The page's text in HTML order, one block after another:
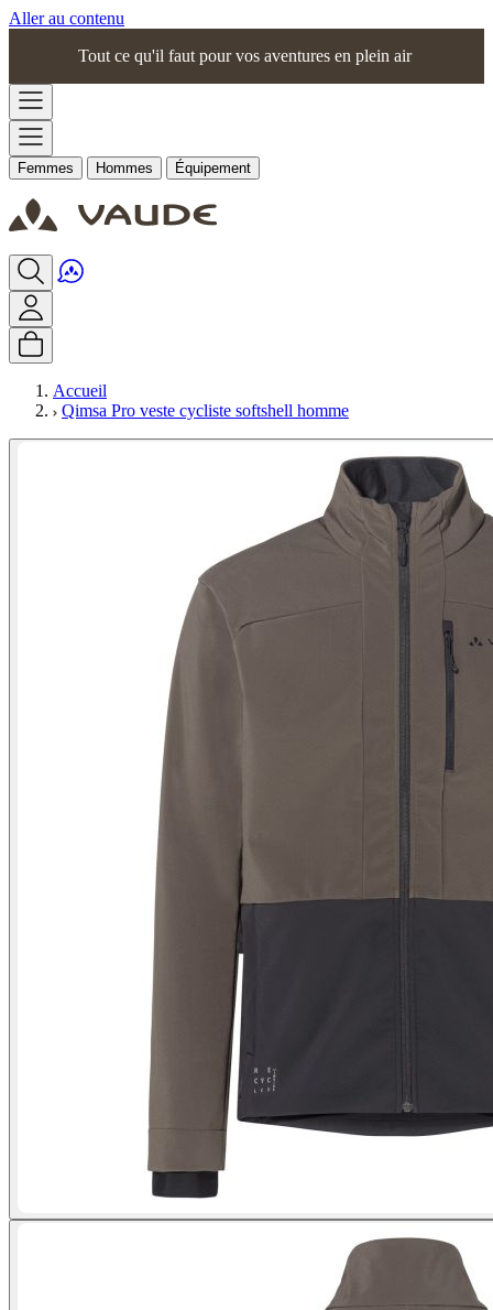
Aller au contenu
Tout ce qu'il faut pour vos aventures en plein air
Femmes Hommes Équipement
Accueil
Qimsa Pro veste cycliste softshell homme